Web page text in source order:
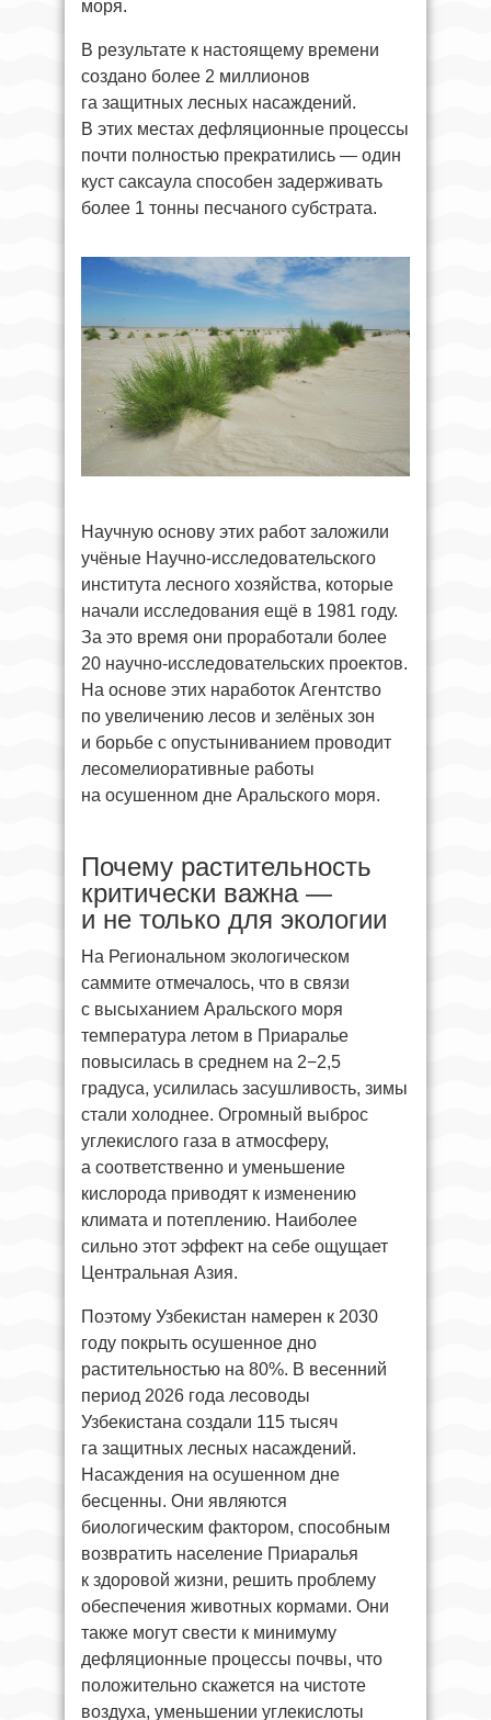
моря.
В результате к настоящему времени
создано более 2 миллионов
га защитных лесных насаждений.
В этих местах дефляционные процессы
почти полностью прекратились — один
куст саксаула способен задерживать
более 1 тонны песчаного субстрата.
Научную основу этих работ заложили
учёные Научно-исследовательского
института лесного хозяйства, которые
начали исследования ещё в 1981 году.
За это время они проработали более
20 научно-исследовательских проектов.
На основе этих наработок Агентство
по увеличению лесов и зелёных зон
и борьбе с опустыниванием проводит
лесомелиоративные работы
на осушенном дне Аральского моря.
Почему растительность
критически важна —
и не только для экологии
На Региональном экологическом
саммите отмечалось, что в связи
с высыханием Аральского моря
температура летом в Приаралье
повысилась в среднем на 2−2,5
градуса, усилилась засушливость, зимы
стали холоднее. Огромный выброс
углекислого газа в атмосферу,
а соответственно и уменьшение
кислорода приводят к изменению
климата и потеплению. Наиболее
сильно этот эффект на себе ощущает
Центральная Азия.
Поэтому Узбекистан намерен к 2030
году покрыть осушенное дно
растительностью на 80%. В весенний
период 2026 года лесоводы
Узбекистана создали 115 тысяч
га защитных лесных насаждений.
Насаждения на осушенном дне
бесценны. Они являются
биологическим фактором, способным
возвратить население Приаралья
к здоровой жизни, решить проблему
обеспечения животных кормами. Они
также могут свести к минимуму
дефляционные процессы почвы, что
положительно скажется на чистоте
воздуха, уменьшении углекислоты